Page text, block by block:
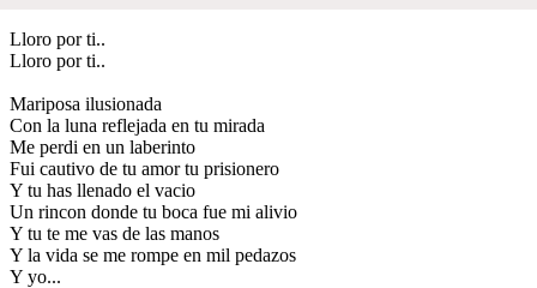
Lloro por ti..
Lloro por ti..
Mariposa ilusionada
Con la luna reflejada en tu mirada
Me perdi en un laberinto
Fui cautivo de tu amor tu prisionero
Y tu has llenado el vacio
Un rincon donde tu boca fue mi alivio
Y tu te me vas de las manos
Y la vida se me rompe en mil pedazos
Y yo...